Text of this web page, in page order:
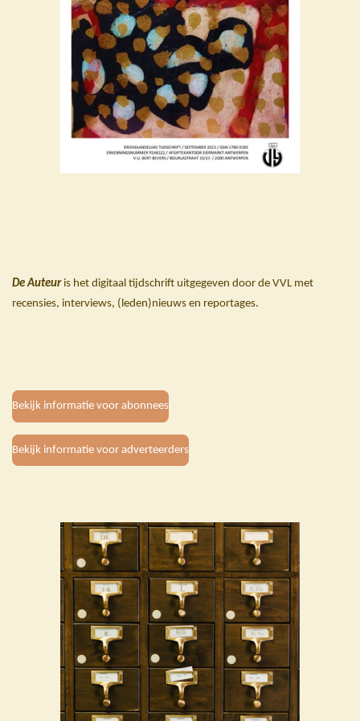
De Auteur is het digitaal tijdschrift uitgegeven door de VVL met
recensies, interviews, (leden)nieuws en reportages.
Bekijk informatie voor abonnees
Bekijk informatie voor adverteerders